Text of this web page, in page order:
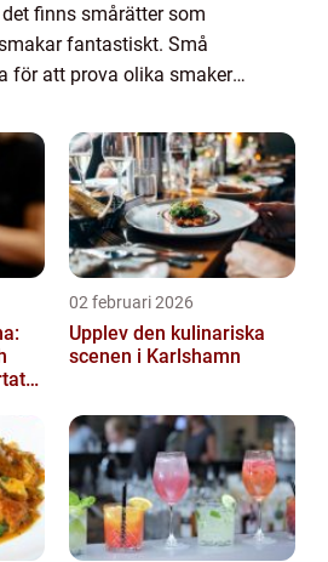
finns smårätter som
fantastiskt. Små
för att prova olika smaker,
02 februari 2026
Upplev den kulinariska
scenen i Karlshamn